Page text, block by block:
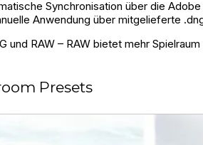
Synchronisation über die
Anwendung über mitgelieferte
und RAW – RAW bietet mehr
Presets